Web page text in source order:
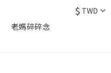
$ TWD
老媽碎碎念